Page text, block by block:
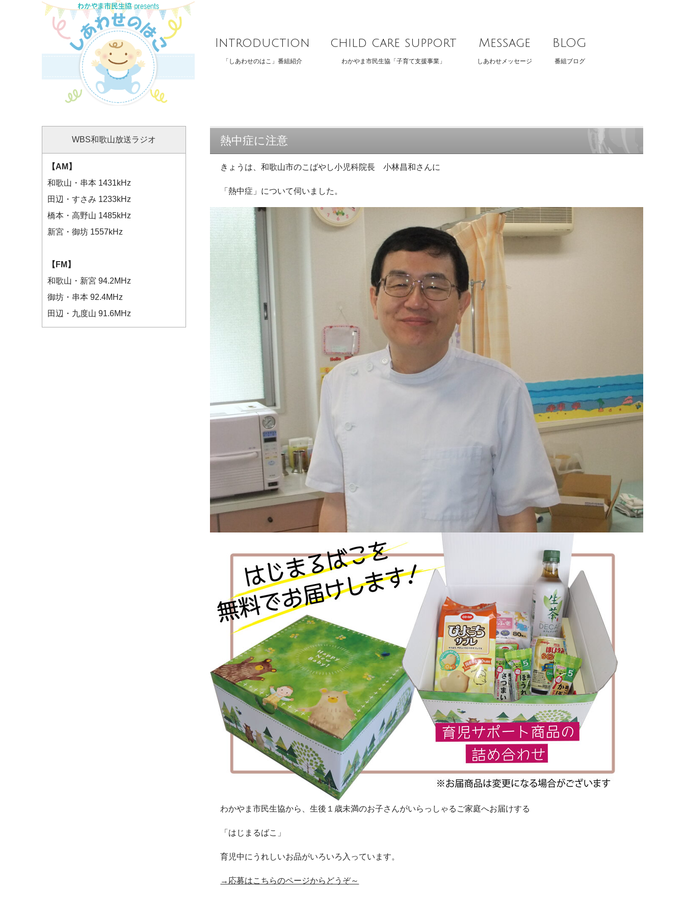
Introduction
「しあわせのはこ」番組紹介
child care support
わかやま市民生協「子育て支援事業」
Message
しあわせメッセージ
BLOG
番組ブログ
熱中症に注意
きょうは、和歌山市のこばやし小児科院長 小林昌和さんに
「熱中症」について伺いました。
わかやま市民生協から、生後１歳未満のお子さんがいらっしゃるご家庭へお届けする
「はじまるばこ」
育児中にうれしいお品がいろいろ入っています。
→応募はこちらのページからどうぞ～
WBS和歌山放送ラジオ
【AM】
和歌山・串本 1431kHz
田辺・すさみ 1233kHz
橋本・高野山 1485kHz
新宮・御坊 1557kHz
【FM】
和歌山・新宮 94.2MHz
御坊・串本 92.4MHz
田辺・九度山 91.6MHz